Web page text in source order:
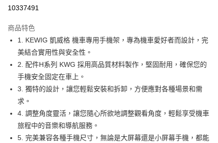
上海商業儲蓄銀行
臺灣中小企業銀行
匯豐（台灣）商業銀行
華泰商業銀行
聯邦商業銀行
元大商業銀行
永豐商業銀行
玉山商業銀行
台灣樂天信用卡公司
LINE Pay
Apple Pay
街口支付
悠遊付
Google Pay
全盈+PAY
ATM付款
10337491
商品特色
1. KEWIG 凱威格 機車專用手機架，專為機車愛好者而設計，完
美結合實用性與安全性。
2. 配件H系列 KWG 採用高品質材料製作，堅固耐用，確保您的
手機安全固定在車上。
3. 獨特的設計，讓您輕鬆安裝和拆卸，方便應對各種場景和需
求。
4. 調整角度靈活，讓您隨心所欲地調整觀看角度，輕鬆享受機車
旅程中的音樂和導航服務。
5. 完美兼容各種手機尺寸，無論是大屏幕還是小屏幕手機，都能